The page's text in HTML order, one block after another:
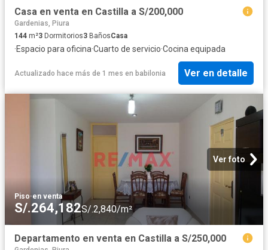
Casa en venta en Castilla a S/200,000
Gardenias, Piura
144 m²3 Dormitorios3 BañosCasa
·Espacio para oficina·Cuarto de servicio·Cocina equipada
Actualizado hace más de 1 mes en babilonia Ver en detalle
Ver foto
Piso·en venta
S/.264,182S/.2,840/m²
Departamento en venta en Castilla a S/250,000